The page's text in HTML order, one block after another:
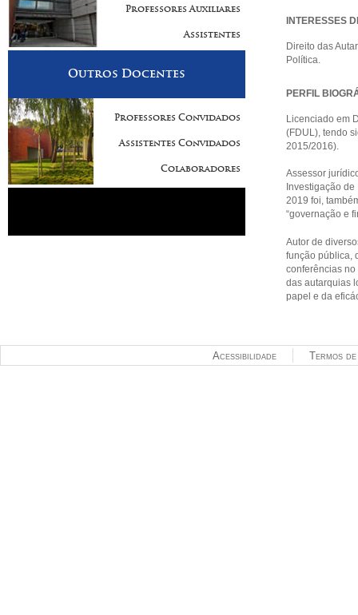
Professores Auxiliares
Assistentes
Outros Docentes
Professores Convidados
Assistentes Convidados
Colaboradores
INTERESSES
Direito das
Política.
PERFIL
Licenciado em
(FDUL), tendo
2015/2016).
Assessor
Investigação
2019 foi,
“governação e
Autor de
função pública,
conferências
das autarquias
papel e da
Termos
Acessibilidade